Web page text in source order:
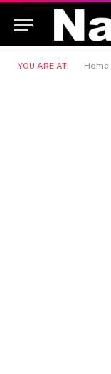
YOU ARE AT: Home